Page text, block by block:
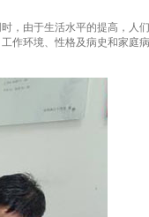
由于生活水平的提高，人
作环境、性格及病史和家庭